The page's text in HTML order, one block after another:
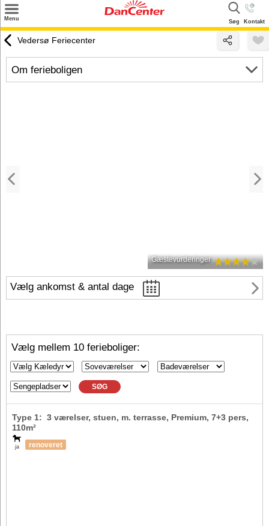
Menu Søg Kontakt
Tilbud
Destinationer
Vedersø Feriecenter
Gæstevurderinger
Vælg ankomst & antal dage
Vælg mellem 10 ferieboliger:
SØG
ja
Type 1: 3 værelser, stuen, m. terrasse, Premium, 7+3 pers,
110m²
renoveret
Om ferieboligen